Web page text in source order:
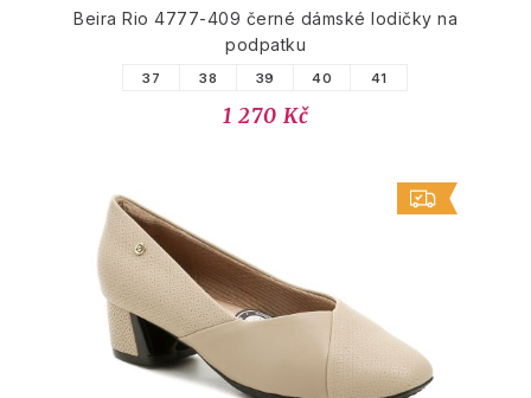
Beira Rio 4777-409 černé dámské lodičky na
podpatku
37 38 39 40 41
1 270 Kč